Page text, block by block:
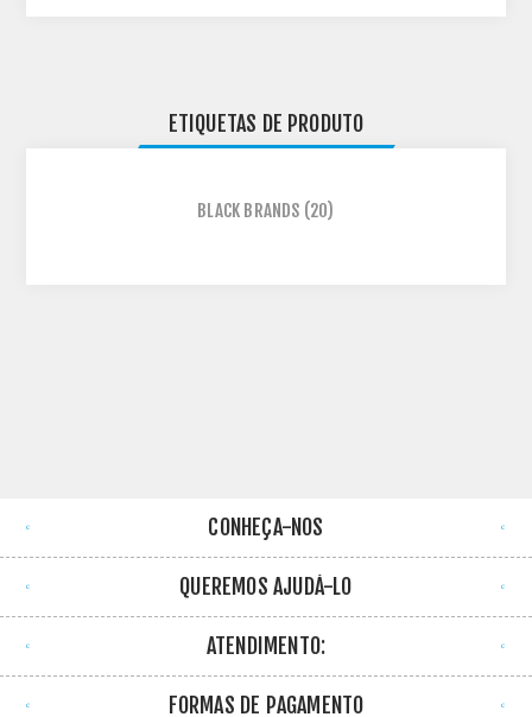
ETIQUETAS DE PRODUTO
BLACK BRANDS (20)
CONHEÇA-NOS
QUEREMOS AJUDÁ-LO
ATENDIMENTO:
FORMAS DE PAGAMENTO